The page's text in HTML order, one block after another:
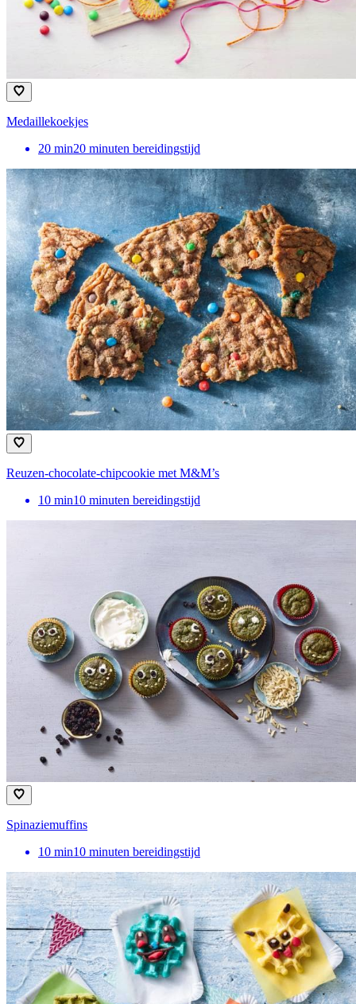
Medaillekoekjes
20 min20 minuten bereidingstijd
Reuzen-chocolate-chipcookie met M&M’s
10 min10 minuten bereidingstijd
Spinaziemuffins
10 min10 minuten bereidingstijd